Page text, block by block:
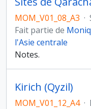
MOM_V01_08_A3 ·
Fait partie de
l'Asie centrale
Notes.
Kirich (Qyzil)
MOM_V01_12_A4 ·